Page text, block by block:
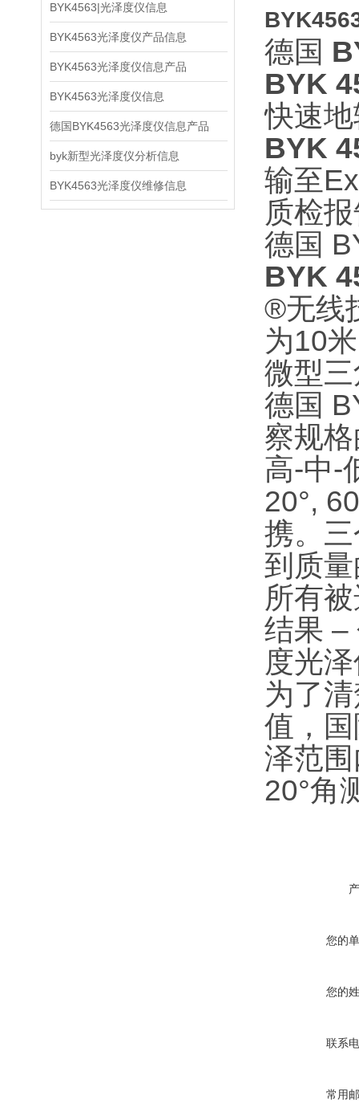
BYK4563|光泽度仪信息
BYK4563光泽度仪产品信息
BYK4563光泽度仪信息产品
BYK4563光泽度仪信息
德国BYK4563光泽度仪信息产品
byk新型光泽度仪分析信息
BYK4563光泽度仪维修信息
德国
BYK
快速
BYK
输至
质检
德国
BYK
®无线
为10
微型
德国
察规
高-中-
20°,
携。
到质
所有
结果 –
度光
为了
值，
泽范
20°角
您的
您的
联系
常用